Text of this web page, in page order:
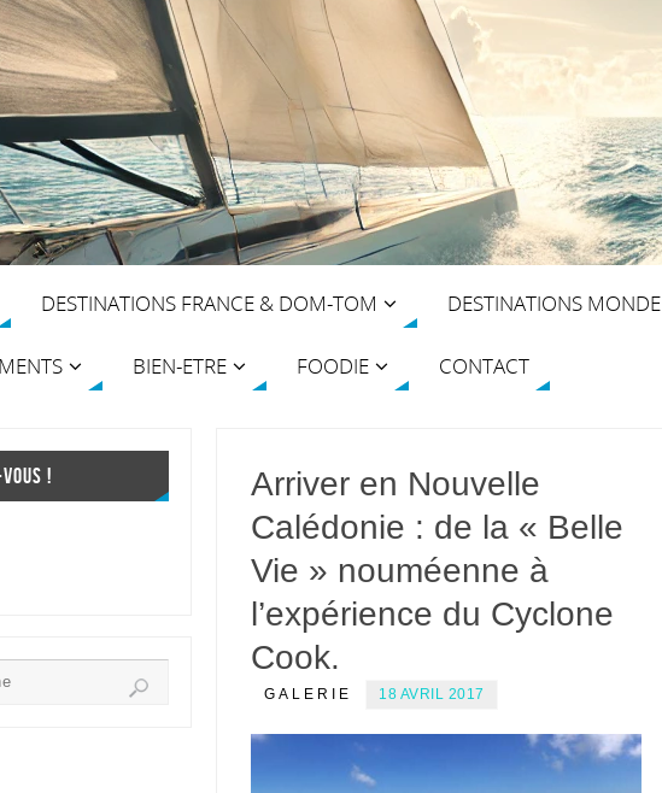
DESTINATIONS FRANCE & DOM-TOM DESTINATIONS MONDE
BIEN-ETRE FOODIE CONTACT
Arriver en Nouvelle
Calédonie : de la « Belle
Vie » nouméenne à
l’expérience du Cyclone
Cook.
GALERIE 18 AVRIL 2017
!